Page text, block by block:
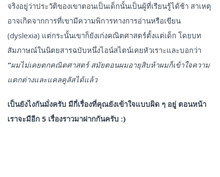
จริงอยู่ว่าประวัติของเขาตอนเป็นเด็กนั้นเป็นผู้ที่เรียนรู้ได้ช้า สาเหตุ
อาจเกิดจากการที่เขามีความพิการทางการอ่านหรือเขียน
(dyslexia) แต่กระนั้นเขาก็ยังเก่งคณิตศาสตร์ตั้งแต่เด็ก โดยบท
สัมภาษณ์ในนิตยสารฉบับหนึ่งไอน์สไตน์เคยหัวเราะและบอกว่า
“ผมไม่เคยตกคณิตศาสตร์ สมัยตอนผมอายุสิบห้าผมก็เข้าใจความ
แตกต่างและแคลคูลัสได้แล้ว
เป็นยังไงกันมั่งครับ มีกี่เรื่องที่คุณยังเข้าใจแบบผิด ๆ อยู่ ตอนหน้า
เราจะมีอีก 5 เรื่องราวมาฝากกันครับ :)